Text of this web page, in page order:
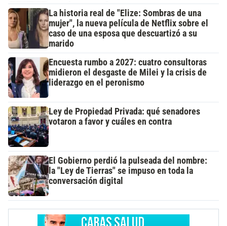
La historia real de "Elize: Sombras de una
mujer", la nueva película de Netflix sobre el
caso de una esposa que descuartizó a su
marido
Encuesta rumbo a 2027: cuatro consultoras
midieron el desgaste de Milei y la crisis de
liderazgo en el peronismo
Ley de Propiedad Privada: qué senadores
votaron a favor y cuáles en contra
El Gobierno perdió la pulseada del nombre:
la "Ley de Tierras" se impuso en toda la
conversación digital